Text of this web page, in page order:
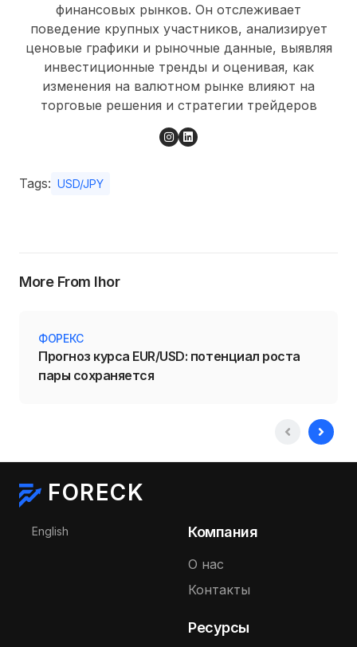
финансовых рынков. Он отслеживает
поведение крупных участников, анализирует
ценовые графики и рыночные данные, выявляя
инвестиционные тренды и оценивая, как
изменения на валютном рынке влияют на
торговые решения и стратегии трейдеров
Tags: USD/JPY
More From Ihor
ФОРЕКС
Прогноз курса EUR/USD: потенциал роста
пары сохраняется
FORECK
Выберите язык
English Компания
О нас
Контакты
Ресурсы